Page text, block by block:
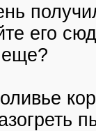
его